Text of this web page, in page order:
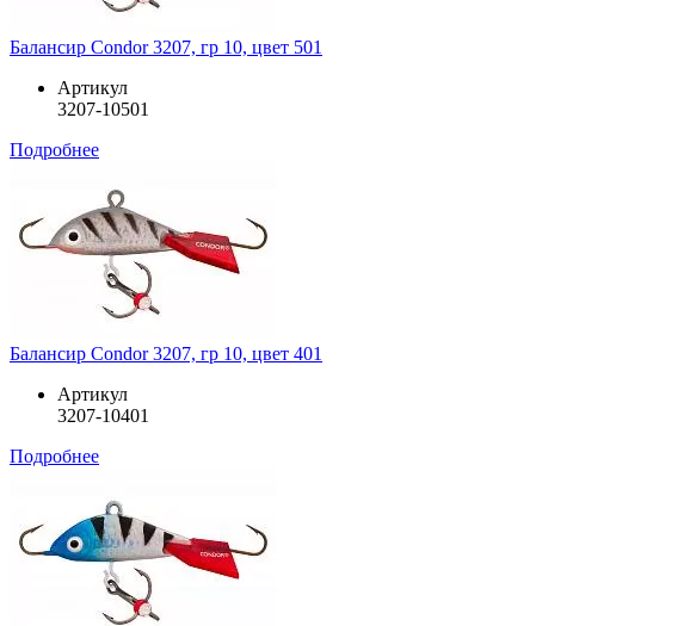
Балансир Condor 3207, гр 10, цвет 501
Артикул
3207-10501
Подробнее
Балансир Condor 3207, гр 10, цвет 401
Артикул
3207-10401
Подробнее